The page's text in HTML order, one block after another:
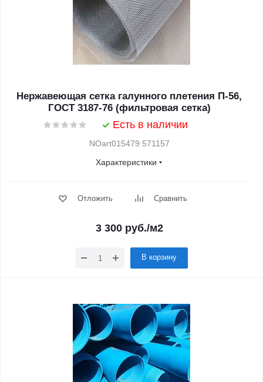
Нержавеющая сетка галунного плетения П-56,
ГОСТ 3187-76 (фильтровая сетка)
Есть в наличии
NOart015479 571157
Характеристики
Отложить Сравнить
3 300 руб./м2
В корзину